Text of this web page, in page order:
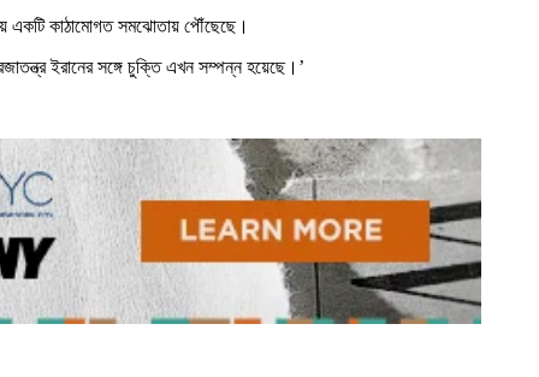
একটি কাঠামোগত সমঝোতায় পৌঁছেছে।
ইরানের সঙ্গে চুক্তি এখন সম্পন্ন হয়েছে।’